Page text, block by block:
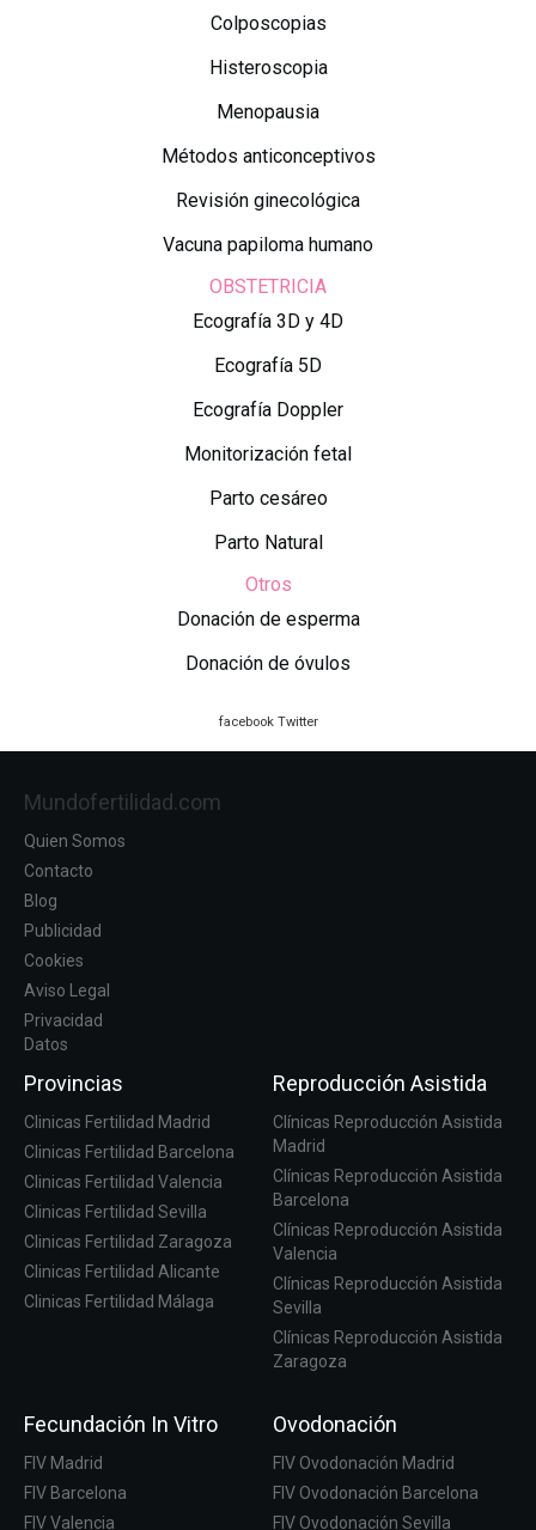
Colposcopias
Histeroscopia
Menopausia
Métodos anticonceptivos
Revisión ginecológica
Vacuna papiloma humano
OBSTETRICIA
Ecografía 3D y 4D
Ecografía 5D
Ecografía Doppler
Monitorización fetal
Parto cesáreo
Parto Natural
Otros
Donación de esperma
Donación de óvulos
facebook Twitter
Mundofertilidad.com
Quien Somos
Contacto
Blog
Publicidad
Cookies
Aviso Legal
Privacidad
Datos
Provincias
Clinicas Fertilidad Madrid
Clinicas Fertilidad Barcelona
Clinicas Fertilidad Valencia
Clinicas Fertilidad Sevilla
Clinicas Fertilidad Zaragoza
Clinicas Fertilidad Alicante
Clinicas Fertilidad Málaga
Reproducción Asistida
Clínicas Reproducción Asistida
Madrid
Clínicas Reproducción Asistida
Barcelona
Clínicas Reproducción Asistida
Valencia
Clínicas Reproducción Asistida
Sevilla
Clínicas Reproducción Asistida
Zaragoza
Fecundación In Vitro
FIV Madrid
FIV Barcelona
FIV Valencia
Ovodonación
FIV Ovodonación Madrid
FIV Ovodonación Barcelona
FIV Ovodonación Sevilla